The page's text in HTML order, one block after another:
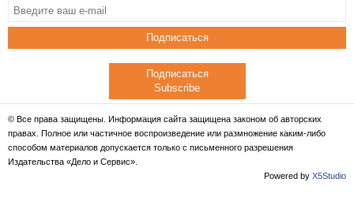
Подписаться
Подписаться
Subscribe
© Все права защищены. Информация сайта защищена законом об авторских
правах. Полное или частичное воспроизведение или размножение каким-либо
способом материалов допускается только с письменного разрешения
Издательства «Дело и Сервис».
Powered by X5Studio